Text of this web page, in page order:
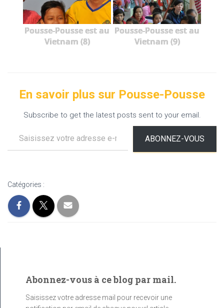
Pousse-Pousse est au
Vietnam (8)
Pousse-Pousse est au
Vietnam (9)
En savoir plus sur Pousse-Pousse
Subscribe to get the latest posts sent to your email.
ABONNEZ-VOUS
Catégories :
Abonnez-vous à ce blog par mail.
Saisissez votre adresse mail pour recevoir une